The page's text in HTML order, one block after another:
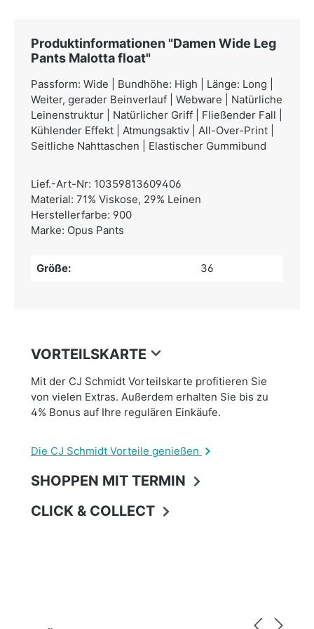
Produktinformationen "Damen Wide Leg
Pants Malotta float"
Passform: Wide | Bundhöhe: High | Länge: Long |
Weiter, gerader Beinverlauf | Webware | Natürliche
Leinenstruktur | Natürlicher Griff | Fließender Fall |
Kühlender Effekt | Atmungsaktiv | All-Over-Print |
Seitliche Nahttaschen | Elastischer Gummibund
Lief.-Art-Nr: 10359813609406
Material: 71% Viskose, 29% Leinen
Herstellerfarbe: 900
Marke: Opus Pants
Größe: 36
VORTEILSKARTE
Mit der CJ Schmidt Vorteilskarte profitieren Sie
von vielen Extras. Außerdem erhalten Sie bis zu
4% Bonus auf Ihre regulären Einkäufe.
Die CJ Schmidt Vorteile genießen
SHOPPEN MIT TERMIN
CLICK & COLLECT